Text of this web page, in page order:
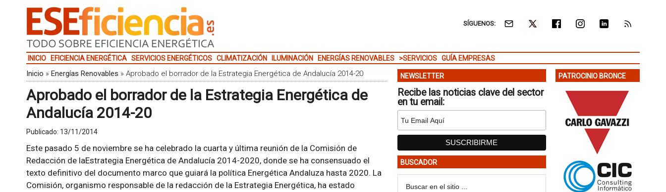
SÍGUENOS:
INICIO EFICIENCIA ENERGÉTICA SERVICIOS ENERGÉTICOS CLIMATIZACIÓN ILUMINACIÓN ENERGÍAS RENOVABLES >SERVICIOS GUÍA EMPRESAS
Inicio » Energías Renovables » Aprobado el borrador de la Estrategia Energética de Andalucía 2014-20
Aprobado el borrador de la Estrategia Energética de
Andalucía 2014-20
Publicado: 13/11/2014
Este pasado 5 de noviembre se ha celebrado la cuarta y última reunión de la Comisión de
Redacción de laEstrategia Energética de Andalucía 2014-2020, donde se ha consensuado el
texto definitivo del documento marco que guiará la política Energética Andaluza hasta 2020. La
Comisión, organismo responsable de la redacción de la Estrategia Energética, ha estado
NEWSLETTER
Recibe las noticias clave del sector
en tu email:
BUSCADOR
PATROCINIO BRONCE